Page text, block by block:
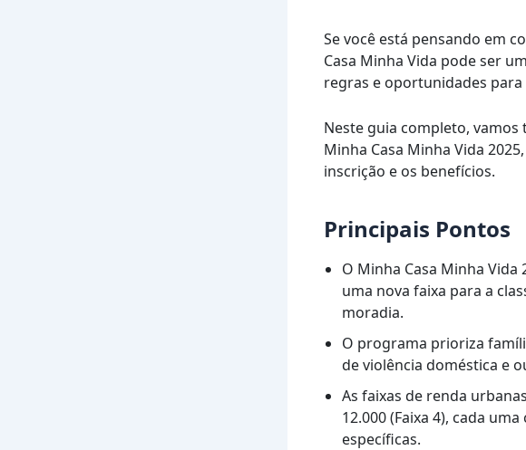
Se você está pensando em
Casa Minha Vida pode ser
regras e oportunidades
Neste guia completo,
Minha Casa Minha Vida
inscrição e os benefícios.
Principais Pontos
O Minha Casa Minha
uma nova faixa para a
moradia.
O programa prioriza
de violência doméstica e
As faixas de renda
12.000 (Faixa 4), cada
específicas.